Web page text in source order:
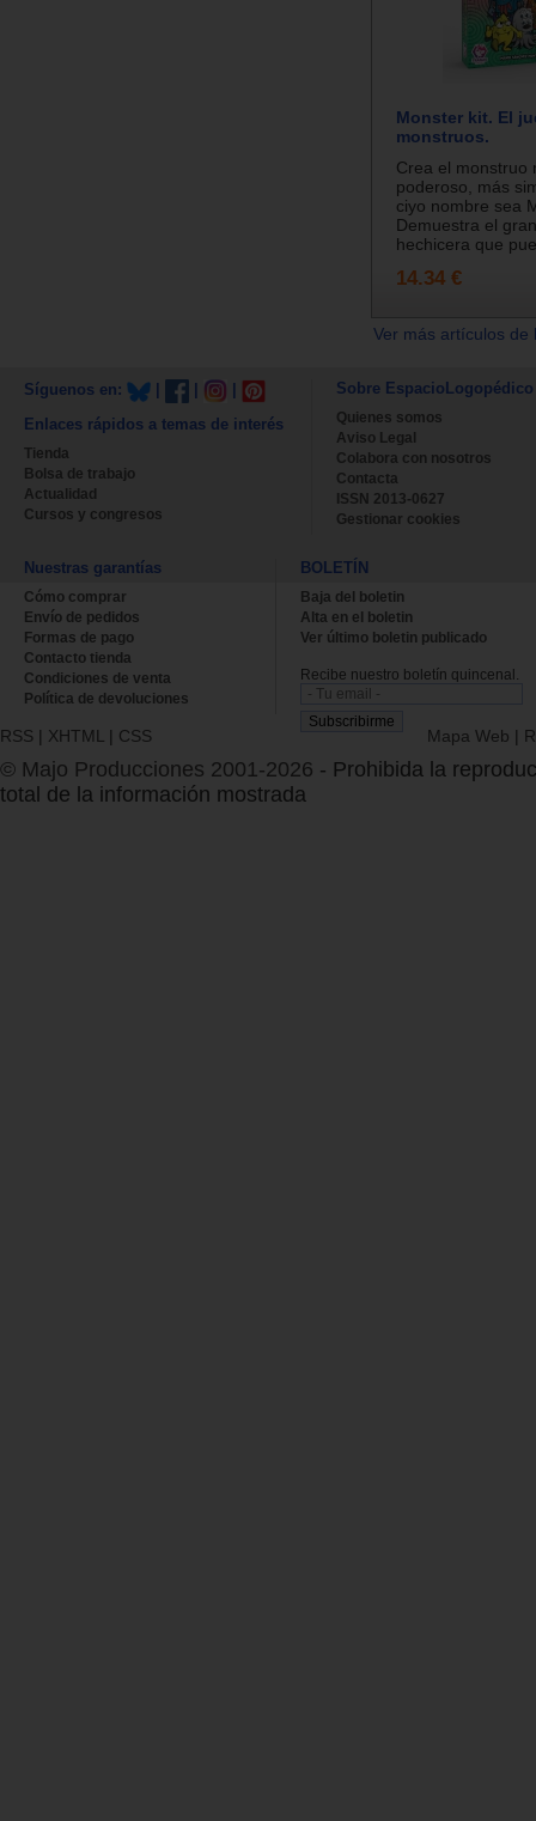
Monster kit. El
monstruos.
Crea el monstruo
poderoso, más
ciyo nombre sea
Demuestra el
hechicera que
14.34 €
Ver más artículos
Síguenos en:
Enlaces rápidos a temas de interés
Tienda
Bolsa de trabajo
Actualidad
Cursos y congresos
Sobre EspacioLogopédico
Quienes somos
Aviso Legal
Colabora con nosotros
Contacta
ISSN 2013-0627
Gestionar cookies
Nuestras garantías
Cómo comprar
Envío de pedidos
Formas de pago
Contacto tienda
Condiciones de venta
Política de devoluciones
BOLETÍN
Baja del boletin
Alta en el boletin
Ver último boletin publicado
Recibe nuestro boletín quincenal.
RSS | XHTML | CSS Mapa Web |
© Majo Producciones 2001-2026 - Prohibida la
total de la información mostrada